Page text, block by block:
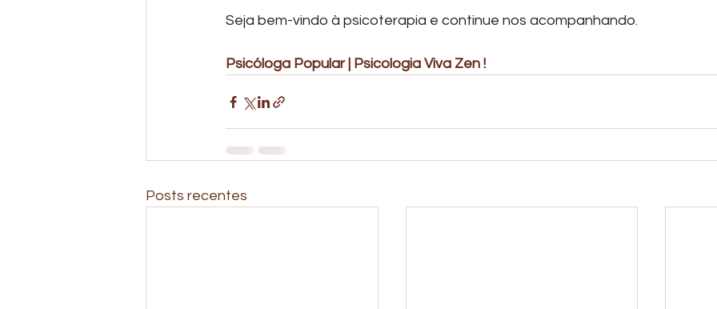
Seja bem-vindo à psicoterapia e continue nos acompanhando.
Psicóloga Popular | Psicologia Viva Zen !
Posts recentes